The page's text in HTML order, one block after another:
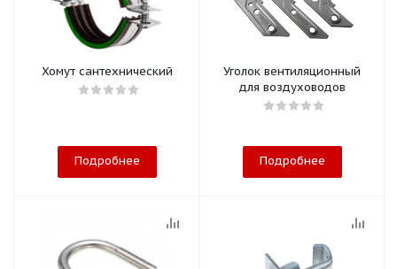
Хомут сантехнический
Подробнее
Уголок вентиляционный
для воздуховодов
Подробнее